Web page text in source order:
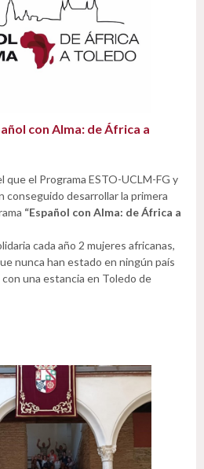
con Alma: de África a
que el Programa ESTO-UCLM-FG y
desarrollar la primera
“Español con Alma: de África a
cada año 2 mujeres africanas,
nunca han estado en ningún país
una estancia en Toledo de